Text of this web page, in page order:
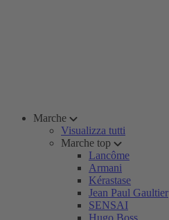
Marche
Visualizza tutti
Marche top
Lancôme
Armani
Kérastase
Jean Paul Gaultier
SENSAI
Hugo Boss